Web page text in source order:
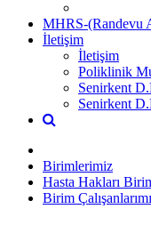
MHRS-(Randevu
İletişim
İletişim
Poliklinik
Senirkent
Senirkent
Birimlerimiz
Hasta Hakları
Birim